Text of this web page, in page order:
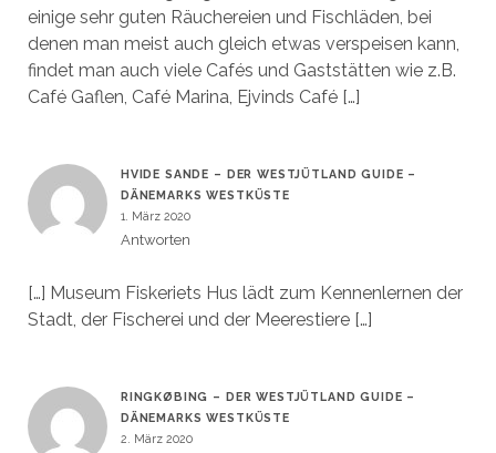
einige sehr guten Räuchereien und Fischläden, bei
denen man meist auch gleich etwas verspeisen kann,
findet man auch viele Cafés und Gaststätten wie z.B.
Café Gaflen, Café Marina, Ejvinds Café […]
HVIDE SANDE – DER WESTJÜTLAND GUIDE –
DÄNEMARKS WESTKÜSTE
1. März 2020
Antworten
[…] Museum Fiskeriets Hus lädt zum Kennenlernen der
Stadt, der Fischerei und der Meerestiere […]
RINGKØBING – DER WESTJÜTLAND GUIDE –
DÄNEMARKS WESTKÜSTE
2. März 2020